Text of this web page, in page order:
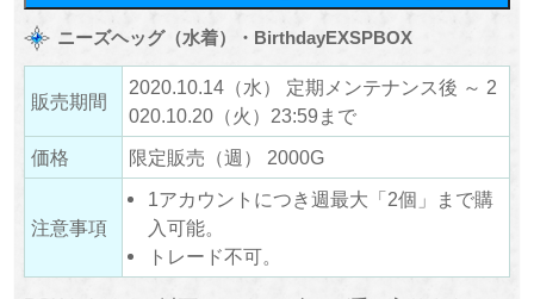
ニーズヘッグ（水着）・BirthdayEXSPBOX
販売期間
2020.10.14（水） 定期メンテナンス後 ～ 2
020.10.20（火）23:59まで
価格
限定販売（週） 2000G
注意事項
1アカウントにつき週最大「2個」まで購
入可能。
トレード不可。